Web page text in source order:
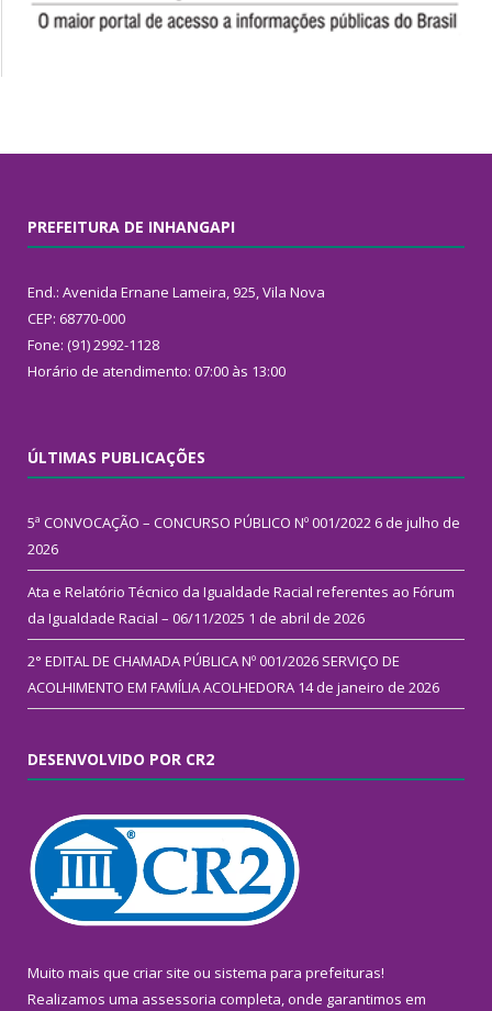
PREFEITURA DE INHANGAPI
End.: Avenida Ernane Lameira, 925, Vila Nova
CEP: 68770-000
Fone: (91) 2992-1128
Horário de atendimento: 07:00 às 13:00
ÚLTIMAS PUBLICAÇÕES
5ª CONVOCAÇÃO – CONCURSO PÚBLICO Nº 001/2022 6 de julho de
2026
Ata e Relatório Técnico da Igualdade Racial referentes ao Fórum
da Igualdade Racial – 06/11/2025 1 de abril de 2026
2° EDITAL DE CHAMADA PÚBLICA Nº 001/2026 SERVIÇO DE
ACOLHIMENTO EM FAMÍLIA ACOLHEDORA 14 de janeiro de 2026
DESENVOLVIDO POR CR2
Muito mais que criar site ou sistema para prefeituras!
Realizamos uma assessoria completa, onde garantimos em